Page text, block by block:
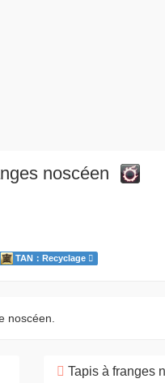
noscéen
TAN：Recyclage
noscéen.
Tapis à franges